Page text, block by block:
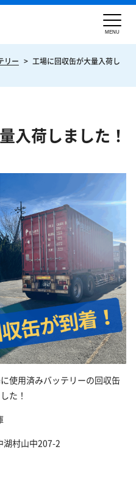
MENU
リー > 工場に回収缶が大量入荷し
入荷しました！
使用済みバッテリーの回収缶
た！
村山中207-2